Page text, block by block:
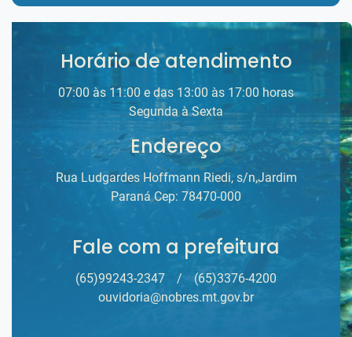
Horário de atendimento
07:00 às 11:00 e das 13:00 às 17:00 horas
Segunda à Sexta
Endereço
Rua Ludgardes Hoffmann Riedi, s/n,Jardim
Paraná Cep: 78470-000
Fale com a prefeitura
(65)99243-2347 /
(65)3376-4200
ouvidoria@nobres.mt.gov.br